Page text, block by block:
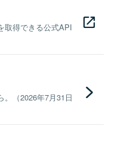
取得できる公式API
（2026年7月31日